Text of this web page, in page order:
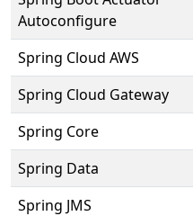
Autoconfigure
Spring Cloud AWS
Spring Cloud Gateway
Spring Core
Spring Data
Spring JMS